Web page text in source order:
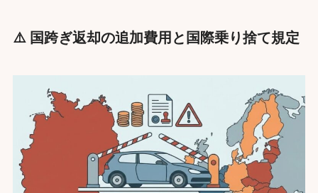
⚠️ 国跨ぎ返却の追加費用と国際乗り捨て規定